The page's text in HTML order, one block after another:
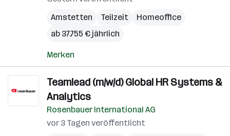
Amstetten
Teilzeit
Homeoffice
ab 37.755 € jährlich
Merken
Teamlead (m/w/d) Global HR Systems &
Analytics
Rosenbauer International AG
vor 3 Tagen veröffentlicht